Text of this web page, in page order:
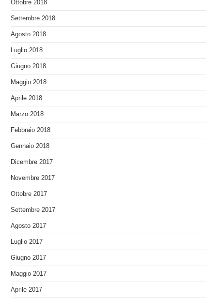
Ottobre 2018
Settembre 2018
Agosto 2018
Luglio 2018
Giugno 2018
Maggio 2018
Aprile 2018
Marzo 2018
Febbraio 2018
Gennaio 2018
Dicembre 2017
Novembre 2017
Ottobre 2017
Settembre 2017
Agosto 2017
Luglio 2017
Giugno 2017
Maggio 2017
Aprile 2017